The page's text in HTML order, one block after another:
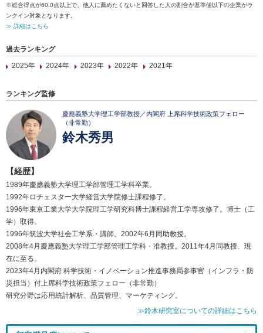
※総合得点が60.0点以上で、他人に薦めたくないと回答した人の割合が基準値以下の企業がラ
ンクイン対象となります。
≫ 詳細はこちら
過去ランキング
2025年
2024年 2023年 2022年 2021年
ランキング監修
慶應義塾大学理工学部教授／内閣府 上席科学技術政策フェロー
（非常勤）
鈴木秀男
【経歴】
1989年慶應義塾大学理工学部管理工学科卒業。
1992年ロチェスター大学経営大学院修士課程修了。
1996年東京工業大学大学院理工学研究科博士課程経営工学専攻修了。博士（工
学）取得。
1996年筑波大学社会工学系・講師。2002年6月同助教授。
2008年4月慶應義塾大学理工学部管理工学科・准教授。2011年4月同教授、現
在に至る。
2023年4月内閣府 科学技術・イノベーション推進事務局参事官（インフラ・防
災担当）付上席科学技術政策フェロー（非常勤）
研究分野は応用統計解析、品質管理、マーケティング。
≫鈴木研究室についての詳細はこちら